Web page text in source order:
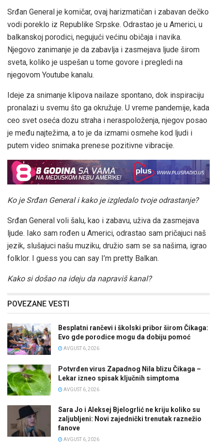
Srđan General je komičar, ovaj harizmatičan i zabavan dečko
vodi poreklo iz Republike Srpske. Odrastao je u Americi, u
balkanskoj porodici, negujući većinu običaja i navika.
Njegovo zanimanje je da zabavlja i zasmejava ljude širom
sveta, koliko je uspešan u tome govore i pregledi na
njegovom Youtube kanalu.
Ideje za snimanje klipova nailaze spontano, dok inspiraciju
pronalazi u svemu što ga okružuje. U vreme pandemije, kada
ceo svet oseća dozu straha i neraspoloženja, njegov posao
je među najtežima, a to je da izmami osmehe kod ljudi i
putem video snimaka prenese pozitivne vibracije.
Ko je Srđan General i kako je izgledalo tvoje odrastanje?
Srđan General voli šalu, kao i zabavu, uživa da zasmejava
ljude. Iako sam rođen u Americi, odrastao sam pričajuci naš
jezik, slušajuci našu muziku, družio sam se sa našima, igrao
folklor. I guess you can say I’m pretty Balkan.
Kako si došao na ideju da napraviš kanal?
POVEZANE VESTI
Besplatni rančevi i školski pribor širom Čikaga:
Evo gde porodice mogu da dobiju pomoć
AVGUST 6, 2026
Potvrđen virus Zapadnog Nila blizu Čikaga –
Lekar izneo spisak ključnih simptoma
AVGUST 6, 2026
Sara Jo i Aleksej Bjelogrlić ne kriju koliko su
zaljubljeni: Novi zajednički trenutak raznežio
fanove
AVGUST 6, 2026